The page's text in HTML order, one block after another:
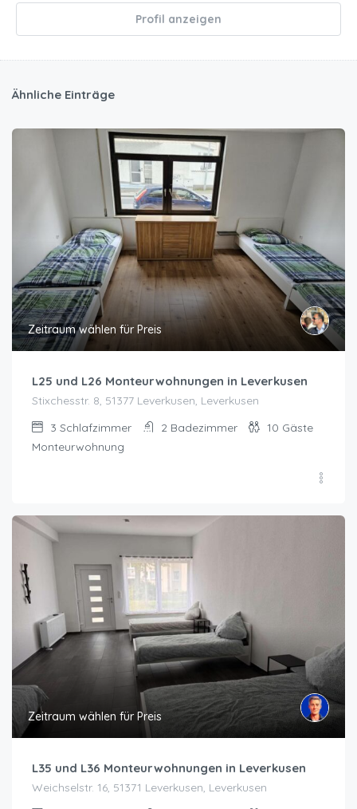
Profil anzeigen
Ähnliche Einträge
Zeitraum wählen für Preis
L25 und L26 Monteurwohnungen in Leverkusen
Stixchesstr. 8, 51377 Leverkusen, Leverkusen
3 Schlafzimmer 2 Badezimmer 10 Gäste
Monteurwohnung
Zeitraum wählen für Preis
L35 und L36 Monteurwohnungen in Leverkusen
Weichselstr. 16, 51371 Leverkusen, Leverkusen